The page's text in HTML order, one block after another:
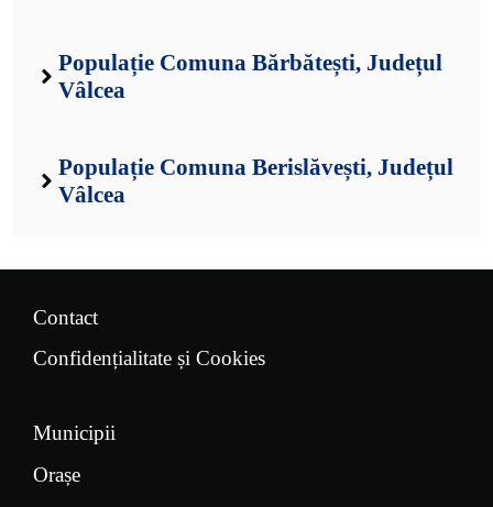
Populație Comuna Bărbătești, Județul
Vâlcea
Populație Comuna Berislăvești, Județul
Vâlcea
Contact
Confidențialitate și Cookies
Municipii
Orașe